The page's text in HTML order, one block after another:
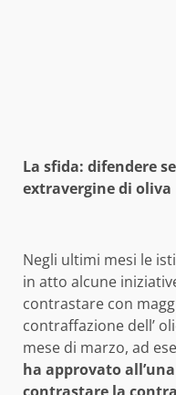
La sfida: difendere
extravergine di oliva
Negli ultimi mesi le
in atto alcune
contrastare con
contraffazione dell’
mese di marzo, ad
ha approvato